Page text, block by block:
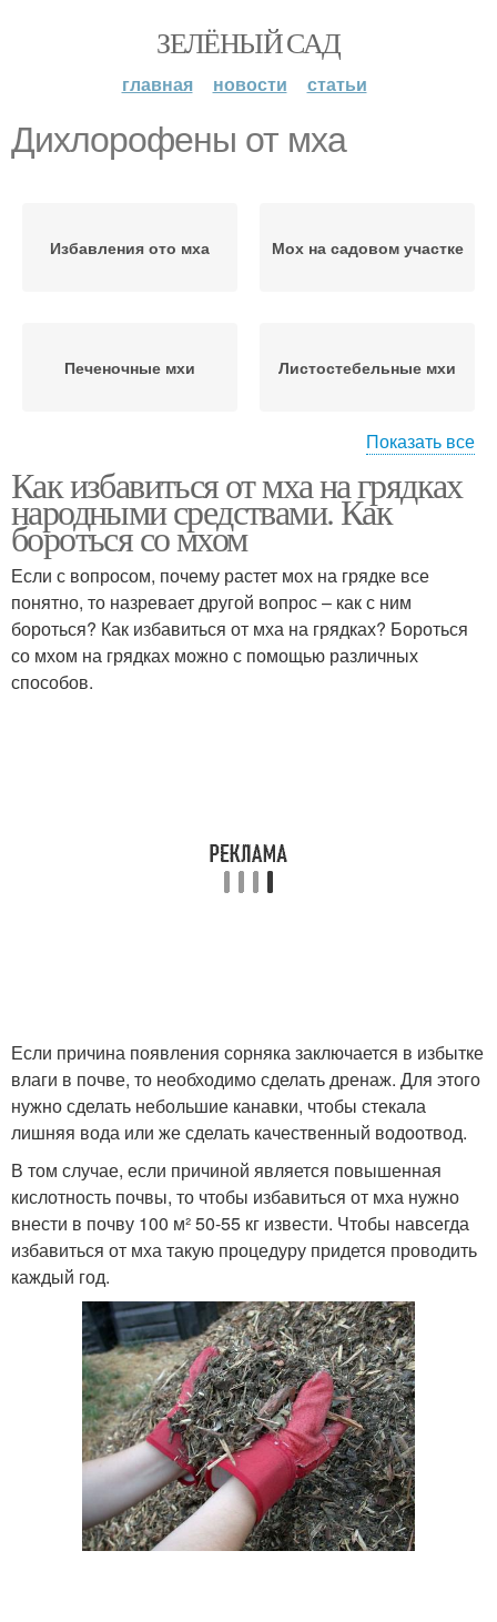
ЗЕЛЁНЫЙ САД
главная новости статьи
Дихлорофены от мха
Избавления ото мха Мох на садовом участке
Печеночные мхи Листостебельные мхи
Антоцеротовые мхи Мох на участке
Мох на грядке Борьба со мхом
Мох на газоне Мох в огороде
Зеленый мох
Показать все
Как избавиться от мха на грядках
народными средствами. Как
бороться со мхом
Если с вопросом, почему растет мох на грядке все
понятно, то назревает другой вопрос – как с ним
бороться? Как избавиться от мха на грядках? Бороться
со мхом на грядках можно с помощью различных
способов.
Если причина появления сорняка заключается в избытке
влаги в почве, то необходимо сделать дренаж. Для этого
нужно сделать небольшие канавки, чтобы стекала
лишняя вода или же сделать качественный водоотвод.
В том случае, если причиной является повышенная
кислотность почвы, то чтобы избавиться от мха нужно
внести в почву 100 м² 50-55 кг извести. Чтобы навсегда
избавиться от мха такую процедуру придется проводить
каждый год.